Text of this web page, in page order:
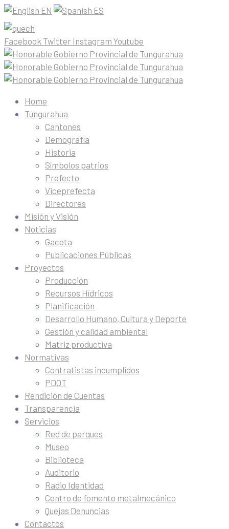
EN ES
Facebook Twitter Instagram Youtube
Home
Tungurahua
Cantones
Demografía
Historia
Símbolos patrios
Prefecto
Viceprefecta
Directores
Misión y Visión
Noticias
Gaceta
Publicaciones Públicas
Proyectos
Producción
Recursos Hídricos
Planificación
Desarrollo Humano, Cultura y Deporte
Gestión y calidad ambiental
Matriz productiva
Normativas
Contratistas incumplidos
PDOT
Rendición de Cuentas
Transparencia
Servicios
Red de parques
Museo
Biblioteca
Auditorio
Radio Identidad
Centro de fomento metalmecánico
Quejas Denuncias
Contactos